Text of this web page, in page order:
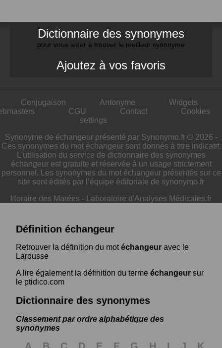
Dictionnaire des synonymes
pour vous aider à trouver le meilleur synonyme
Ajoutez à vos favoris
Conjugaison Antonyme
Widgets
CGU Contact
Cookies
settings
Synonyme de échangeur présenté par Synonymo.fr © 2026 -
Ces synonymes du mot échangeur sont donnés à titre indicatif.
L'utilisation du service de dictionnaire des synonymes
échangeur est gratuite et réservée à un usage strictement
personnel. Les synonymes du mot échangeur présentés sur ce
site sont édités par l’équipe éditoriale de synonymo.fr
Horaire des Marées - Laboratoire d'Analyses Médicales.fr
Définition échangeur
Retrouver la définition du motéchangeur avec le
Larousse
A lire également la définition du terme échangeur sur
le ptidico.com
Dictionnaire des synonymes
Classement par ordre alphabétique des
synonymes